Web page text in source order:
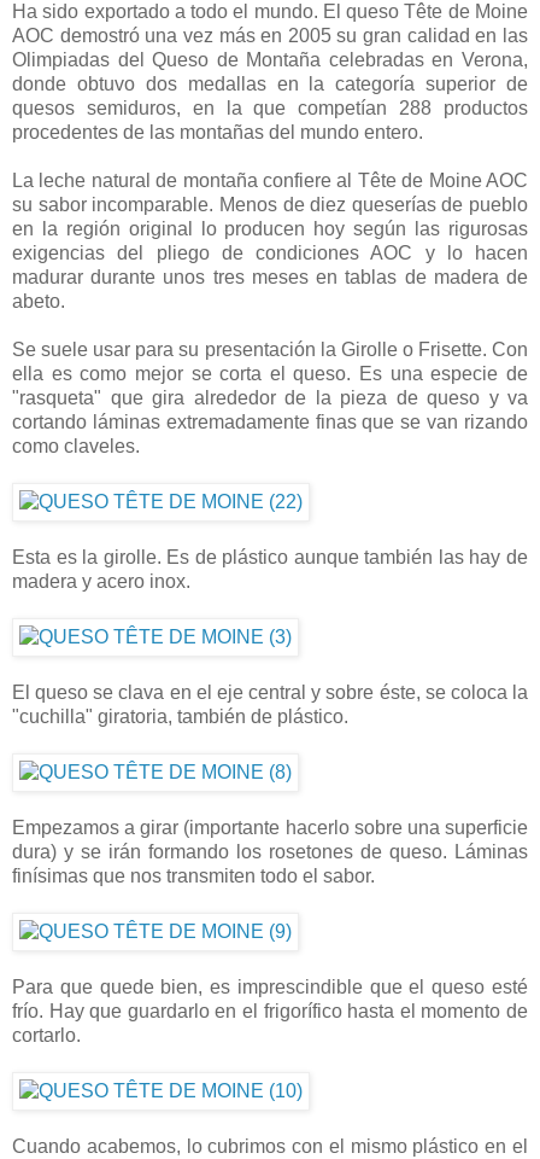
Ha sido exportado a todo el mundo. El queso Tête de Moine
AOC demostró una vez más en 2005 su gran calidad en las
Olimpiadas del Queso de Montaña celebradas en Verona,
donde obtuvo dos medallas en la categoría superior de
quesos semiduros, en la que competían 288 productos
procedentes de las montañas del mundo entero.
La leche natural de montaña confiere al Tête de Moine AOC
su sabor incomparable. Menos de diez queserías de pueblo
en la región original lo producen hoy según las rigurosas
exigencias del pliego de condiciones AOC y lo hacen
madurar durante unos tres meses en tablas de madera de
abeto.
Se suele usar para su presentación la Girolle o Frisette. Con
ella es como mejor se corta el queso. Es una especie de
"rasqueta" que gira alrededor de la pieza de queso y va
cortando láminas extremadamente finas que se van rizando
como claveles.
Esta es la girolle. Es de plástico aunque también las hay de
madera y acero inox.
El queso se clava en el eje central y sobre éste, se coloca la
"cuchilla" giratoria, también de plástico.
Empezamos a girar (importante hacerlo sobre una superficie
dura) y se irán formando los rosetones de queso. Láminas
finísimas que nos transmiten todo el sabor.
Para que quede bien, es imprescindible que el queso esté
frío. Hay que guardarlo en el frigorífico hasta el momento de
cortarlo.
Cuando acabemos, lo cubrimos con el mismo plástico en el